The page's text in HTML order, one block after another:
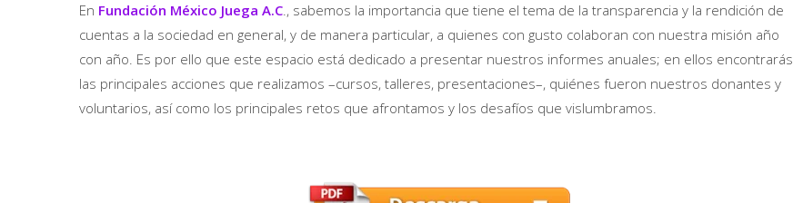
En Fundación México Juega A.C., sabemos la importancia que tiene el tema de la transparencia y la rendición de
cuentas a la sociedad en general, y de manera particular, a quienes con gusto colaboran con nuestra misión año
con año. Es por ello que este espacio está dedicado a presentar nuestros informes anuales; en ellos encontrarás
las principales acciones que realizamos –cursos, talleres, presentaciones–, quiénes fueron nuestros donantes y
voluntarios, así como los principales retos que afrontamos y los desafíos que vislumbramos.